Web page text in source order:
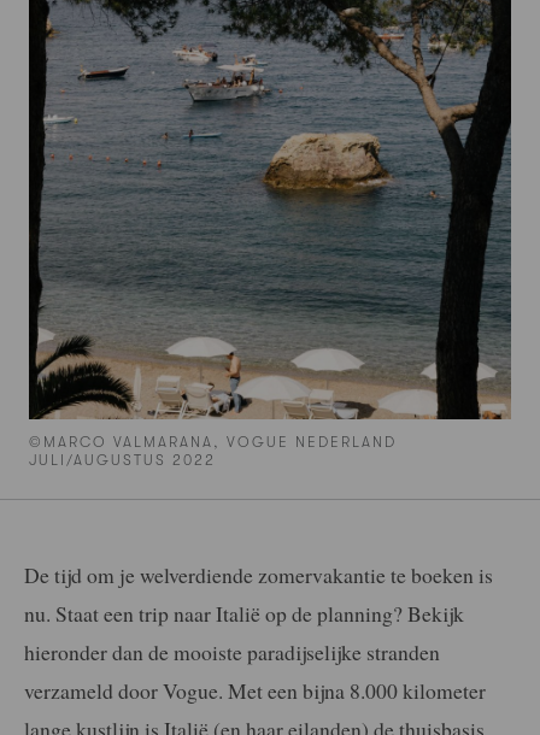
©MARCO VALMARANA, VOGUE NEDERLAND
JULI/AUGUSTUS 2022
De tijd om je welverdiende zomervakantie te boeken is
nu. Staat een trip naar Italië op de planning? Bekijk
hieronder dan de mooiste paradijselijke stranden
verzameld door Vogue. Met een bijna 8.000 kilometer
lange kustlijn is Italië (en haar eilanden) de thuisbasis